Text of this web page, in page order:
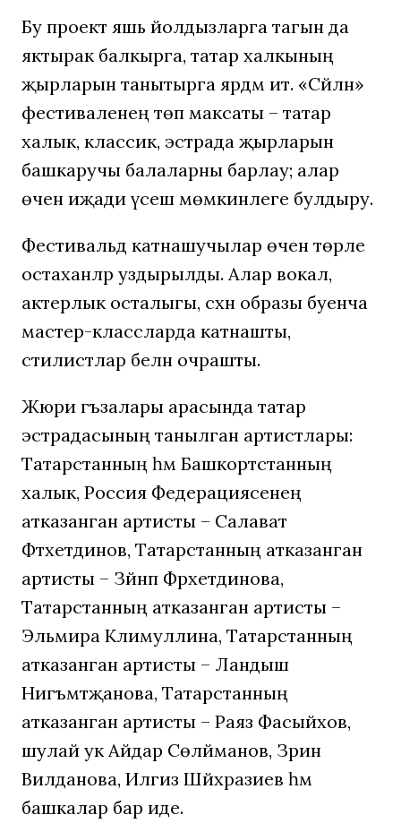
Бу проект яшь йолдызларга тагын да
яктырак балкырга, татар халкының
җырларын танытырга ярдәм итә. «Сәйлән»
фестиваленең төп максаты – татар
халык, классик, эстрада җырларын
башкаручы балаларны барлау; алар
өчен иҗади үсеш мөмкинлеге булдыру.
Фестивальдә катнашучылар өчен төрле
остаханәләр уздырылды. Алар вокал,
актерлык осталыгы, сәхнә образы буенча
мастер-классларда катнашты,
стилистлар белән очрашты.
Жюри әгъзалары арасында татар
эстрадасының танылган артистлары:
Татарстанның һәм Башкортстанның
халык, Россия Федерациясенең
атказанган артисты – Салават
Фәтхетдинов, Татарстанның атказанган
артисты – Зәйнәп Фәрхетдинова,
Татарстанның атказанган артисты –
Эльмира Кәлимуллина, Татарстанның
атказанган артисты – Ландыш
Нигъмәтҗанова, Татарстанның
атказанган артисты – Раяз Фасыйхов,
шулай ук Айдар Сөләйманов, Зәринә
Вилданова, Илгиз Шәйхразиев һәм
башкалар бар иде.